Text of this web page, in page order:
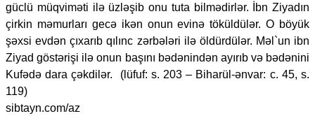
güclü müqviməti ilə üzləşib onu tuta bilmədirlər. İbn Ziyadın
çirkin məmurları gecə ikən onun evinə töküldülər. O böyük
şəxsi evdən çıxarıb qılınc zərbələri ilə öldürdülər. Məl`un ibn
Ziyad göstərişi ilə onun başını bədənindən ayırıb və bədənini
Kufədə dara çəkdilər. (lüfuf: s. 203 – Biharül-ənvar: c. 45, s.
119)
sibtayn.com/az